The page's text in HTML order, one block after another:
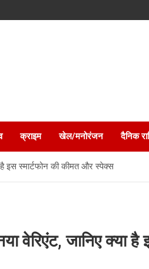
क्राइम खेल/मनोरंजन दैनिक
इस स्मार्टफोन की कीमत और स्पेक्स
वेरिएंट, जानिए क्या है